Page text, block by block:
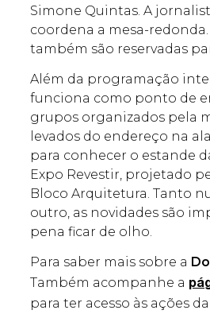
Simone Quintas. A
coordena a mesa-redonda.
também são reservadas
Além da programação
funciona como ponto de
grupos organizados pela
levados do endereço na
para conhecer o estande
Expo Revestir, projetado
Bloco Arquitetura. Tanto
outro, as novidades são
pena ficar de olho.
Para saber mais sobre a
Também acompanhe a
para ter acesso às ações